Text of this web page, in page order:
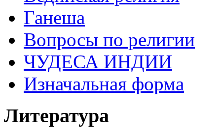
Ганеша
Вопросы по религии
ЧУДЕСА ИНДИИ
Изначальная форма
Литература